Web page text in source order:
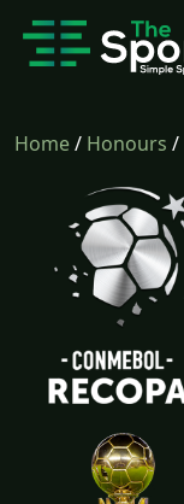
Home/ Honours /